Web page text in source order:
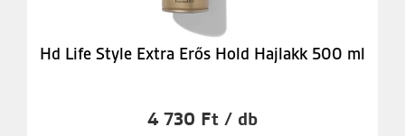
Hd Life Style Extra Erős Hold Hajlakk 500 ml
4 730 Ft / db